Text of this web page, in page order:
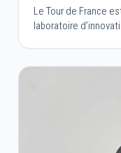
Le Tour de France
laboratoire
performants, plus